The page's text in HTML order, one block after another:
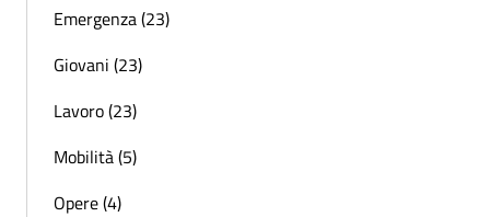
Emergenza (23)
Giovani (23)
Lavoro (23)
Mobilità (5)
Opere (4)